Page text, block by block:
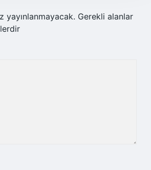
yayınlanmayacak. Gerekli alanlar